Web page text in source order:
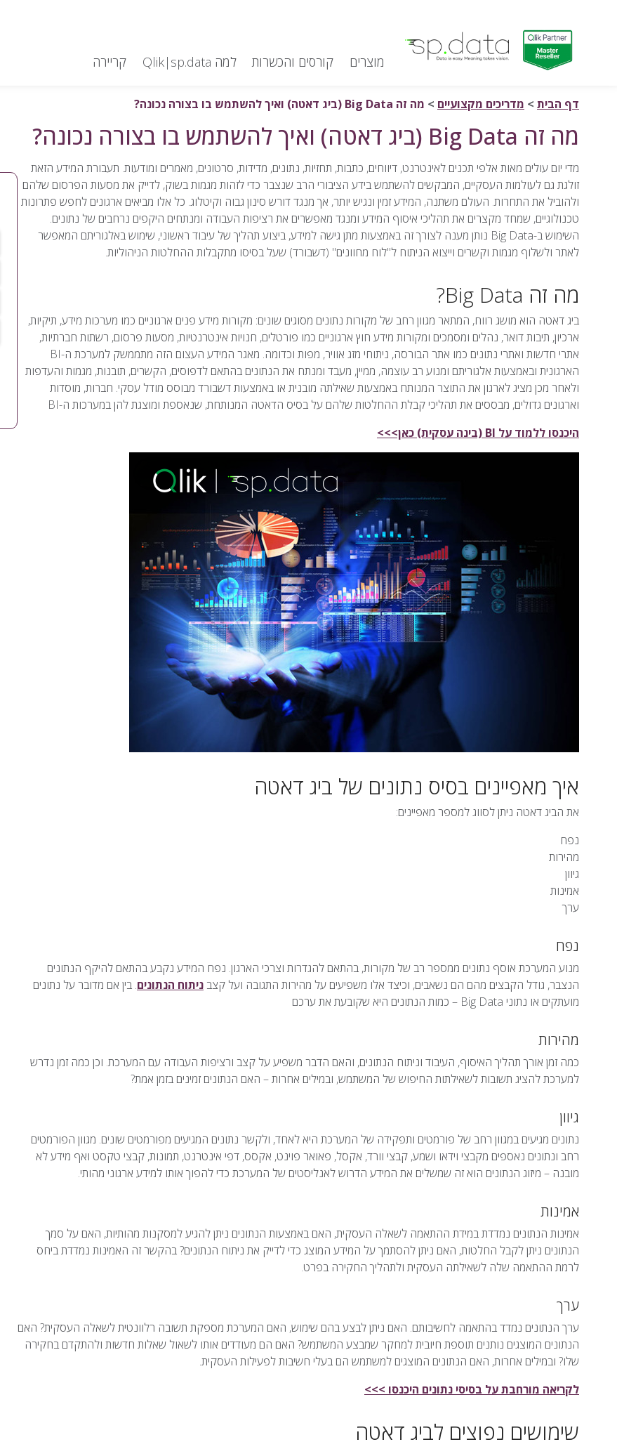
לדלג לתוכן
מוצרים קורסים והכשרות למה Qlik|sp.data קריירה
דף הבית > מדריכים מקצועיים > מה זה Big Data (ביג דאטה) ואיך להשתמש בו בצורה נכונה?
מה זה Big Data (ביג דאטה) ואיך להשתמש בו בצורה נכונה?
מדי יום עולים מאות אלפי תכנים לאינטרנט, דיווחים, כתבות, תחזיות, נתונים, מדידות, סרטונים, מאמרים ומודעות. תעבורת המידע הזאת
זולגת גם לעולמות העסקיים, המבקשים להשתמש בידע הציבורי הרב שנצבר כדי לזהות מגמות בשוק, לדייק את מסעות הפרסום שלהם
ולהוביל את התחרות. העולם משתנה, המידע זמין ונגיש יותר, אך מנגד דורש סינון גבוה וקיטלוג. כל אלו מביאים ארגונים לחפש פתרונות
טכנולוגיים, שמחד מקצרים את תהליכי איסוף המידע ומנגד מאפשרים את רציפות העבודה ומנתחים היקפים נרחבים של נתונים.
השימוש ב-Big Data נותן מענה לצורך זה באמצעות מתן גישה למידע, ביצוע תהליך של עיבוד ראשוני, שימוש באלגוריתם המאפשר
לאתר ולשלוף מגמות וקשרים וייצוא הניתוח ל"לוח מחוונים" (דשבורד) שעל בסיסו מתקבלות ההחלטות הניהוליות.
מה זה Big Data?
ביג דאטה הוא מושג רווח, המתאר מגוון רחב של מקורות נתונים מסוגים שונים: מקורות מידע פנים ארגוניים כמו מערכות מידע, תיקיות,
ארכיון, תיבות דואר, נהלים ומסמכים ומקורות מידע חוץ ארגוניים כמו פורטלים, חנויות אינטרנטיות, מסעות פרסום, רשתות חברתיות,
אתרי חדשות ואתרי נתונים כמו אתר הבורסה, ניתוחי מזג אוויר, מפות וכדומה. מאגר המידע העצום הזה מתממשק למערכת ה-BI
הארגונית ובאמצעות אלגוריתם ומנוע רב עוצמה, ממיין, מעבד ומנתח את הנתונים בהתאם לדפוסים, הקשרים, תובנות, מגמות והעדפות
ולאחר מכן מציג לארגון את התוצר המנותח באמצעות שאילתה מובנית או באמצעות דשבורד מבוסס מודל עסקי. חברות, מוסדות
וארגונים גדולים, מבססים את תהליכי קבלת ההחלטות שלהם על בסיס הדאטה המנותחת, שנאספת ומוצגת להן במערכות ה-BI
היכנסו ללמוד על BI (בינה עסקית) כאן>>>
איך מאפיינים בסיס נתונים של ביג דאטה
את הביג דאטה ניתן לסווג למספר מאפיינים:
נפח
מהירות
גיוון
אמינות
ערך
נפח
מנוע המערכת אוסף נתונים ממספר רב של מקורות, בהתאם להגדרות וצרכי הארגון. נפח המידע נקבע בהתאם להיקף הנתונים
הנצבר, גודל הקבצים מהם הם נשאבים, וכיצד אלו משפיעים על מהירות התגובה ועל קצב ניתוח הנתונים. בין אם מדובר על נתונים
מועתקים או נתוני Big Data – כמות הנתונים היא שקובעת את ערכם
מהירות
כמה זמן אורך תהליך האיסוף, העיבוד וניתוח הנתונים, והאם הדבר משפיע על קצב ורציפות העבודה עם המערכת. וכן כמה זמן נדרש
למערכת להציג תשובות לשאילתות החיפוש של המשתמש, ובמילים אחרות – האם הנתונים זמינים בזמן אמת?
גיוון
נתונים מגיעים במגוון רחב של פורמטים ותפקידה של המערכת היא לאחד, ולקשר נתונים המגיעים מפורמטים שונים. מגוון הפורמטים
רחב ונתונים נאספים מקבצי וידאו ושמע, קבצי וורד, אקסל, פאואר פוינט, אקסס, דפי אינטרנט, תמונות, קבצי טקסט ואף מידע לא
מובנה – מיזוג הנתונים הוא זה שמשלים את המידע הדרוש לאנליסטים של המערכת כדי להפוך אותו למידע ארגוני מהותי.
אמינות
אמינות הנתונים נמדדת במידת ההתאמה לשאלה העסקית, האם באמצעות הנתונים ניתן להגיע למסקנות מהותיות, האם על סמך
הנתונים ניתן לקבל החלטות, האם ניתן להסתמך על המידע המוצג כדי לדייק את ניתוח הנתונים? בהקשר זה האמינות נמדדת ביחס
לרמת ההתאמה שלה לשאילתה העסקית ולתהליך החקירה בפרט.
ערך
ערך הנתונים נמדד בהתאמה לחשיבותם. האם ניתן לבצע בהם שימוש, האם המערכת מספקת תשובה רלוונטית לשאלה העסקית? האם
הנתונים המוצגים נותנים תוספת חיובית למחקר שמבצע המשתמש? האם הם מעודדים אותו לשאול שאלות חדשות ולהתקדם בחקירה
שלו? ובמילים אחרות, האם הנתונים המוצגים למשתמש הם בעלי חשיבות לפעילות העסקית.
לקריאה מורחבת על בסיסי נתונים היכנסו >>>
שימושים נפוצים לביג דאטה